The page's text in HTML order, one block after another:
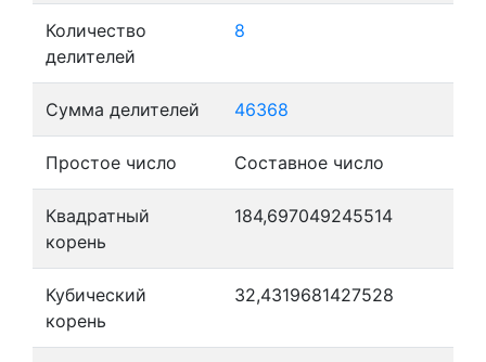
Количество
делителей
8
Сумма делителей 46368
Простое число Составное число
Квадратный
корень
184,697049245514
Кубический
корень
32,4319681427528